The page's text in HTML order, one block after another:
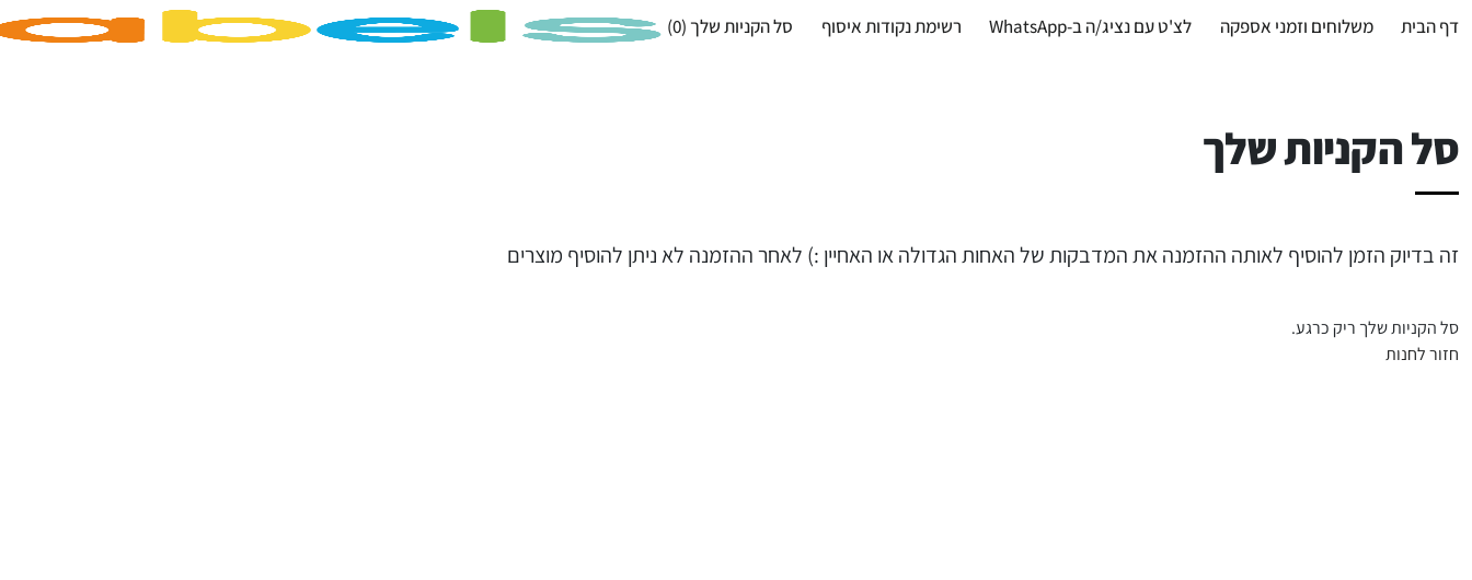
דף הבית משלוחים וזמני אספקה לצ'ט עם נציג/ה ב-WhatsApp רשימת נקודות איסוף סל הקניות שלך (0)
סל הקניות שלך
זה בדיוק הזמן להוסיף לאותה ההזמנה את המדבקות של האחות הגדולה או האחיין :) לאחר ההזמנה לא ניתן להוסיף מוצרים
סל הקניות שלך ריק כרגע.
חזור לחנות